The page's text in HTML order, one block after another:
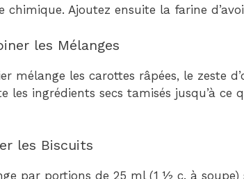
chimique. Ajoutez ensuite la farine
les Mélanges
mélange les carottes râpées, le zeste
les ingrédients secs tamisés jusqu’à ce
les Biscuits
par portions de 25 ml (1 ½ c. à